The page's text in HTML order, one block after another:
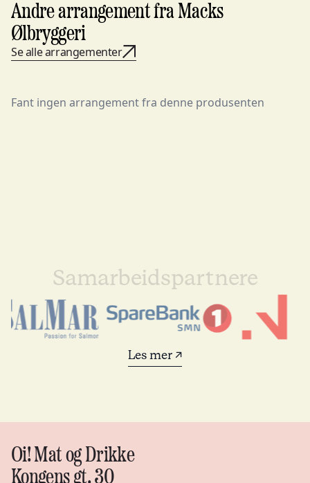
Andre arrangement fra Macks
Ølbryggeri
Se alle arrangementer
Fant ingen arrangement fra denne produsenten
Samarbeidspartnere
Les mer ↗
Oi! Mat og Drikke
Kongens gt. 30